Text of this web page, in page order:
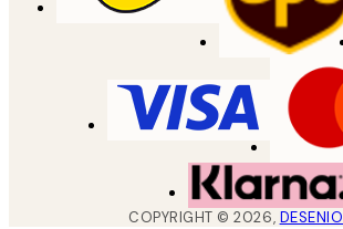
COPYRIGHT ©2026, DESENIO